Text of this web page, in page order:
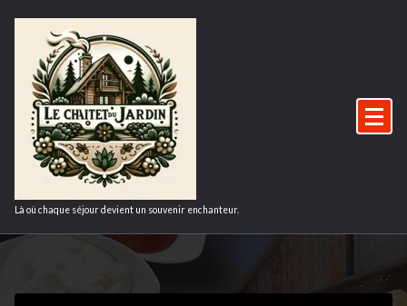
contenu
Là où chaque séjour devient un souvenir enchanteur.